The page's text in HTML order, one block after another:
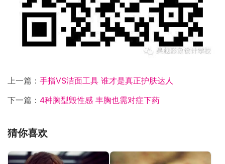
上一篇： 手指VS洁面工具 谁才是真正护肤达人
下一篇： 4种胸型毁性感 丰胸也需对症下药
猜你喜欢